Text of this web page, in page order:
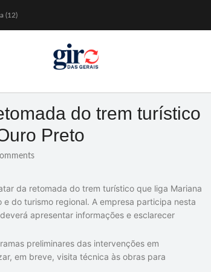
(12)
de glicose
do trem turístico
Preto
da retomada do trem turístico que liga Mariana
do turismo regional. A empresa participa nesta
apresentar informações e esclarecer
preliminares das intervenções em
em breve, visita técnica às obras para